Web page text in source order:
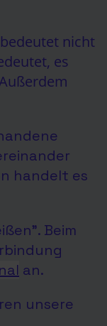
nicht
es
handelt es
Beim
an.
unsere